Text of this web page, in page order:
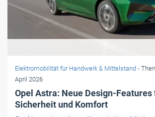
Elektromobilität für Handwerk & Mittelstand -
April 2026
Opel Astra: Neue Design-Features
Sicherheit und Komfort